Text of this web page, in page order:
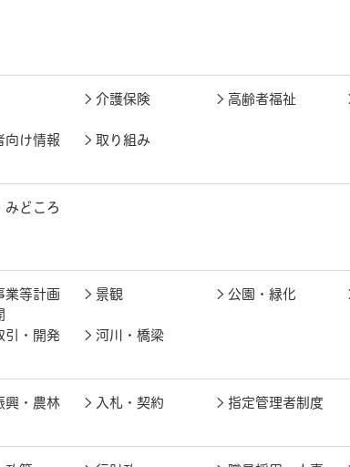
介護保険 高齢者福祉
向け情報 取り組み
みどころ
業等計画
景観 公園・緑化
引・開発
河川・橋梁
興・農林
入札・契約 指定管理者制度